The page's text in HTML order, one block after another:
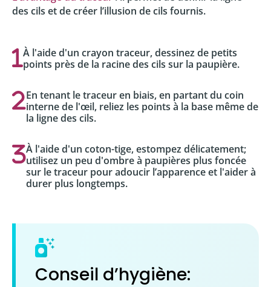
des cils et de créer l’illusion de cils fournis.
À l'aide d'un crayon traceur, dessinez de petits
points près de la racine des cils sur la paupière.
En tenant le traceur en biais, en partant du coin
interne de l'œil, reliez les points à la base même de
la ligne des cils.
À l'aide d'un coton-tige, estompez délicatement;
utilisez un peu d'ombre à paupières plus foncée
sur le traceur pour adoucir l’apparence et l'aider à
durer plus longtemps.
Conseil d’hygiène: